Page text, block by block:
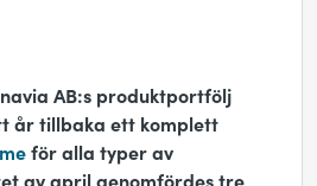
AB:s produktportfölj
år tillbaka ett komplett
för alla typer av
av april genomfördes tre